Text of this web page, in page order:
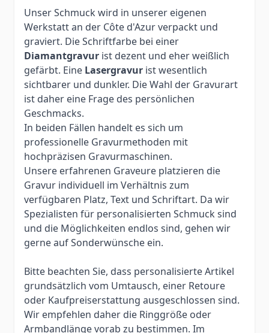
Unser Schmuck wird in unserer eigenen
Werkstatt an der Côte d'Azur verpackt und
graviert. Die Schriftfarbe bei einer
Diamantgravur ist dezent und eher weißlich
gefärbt. Eine Lasergravur ist wesentlich
sichtbarer und dunkler. Die Wahl der Gravurart
ist daher eine Frage des persönlichen
Geschmacks.
In beiden Fällen handelt es sich um
professionelle Gravurmethoden mit
hochpräzisen Gravurmaschinen.
Unsere erfahrenen Graveure platzieren die
Gravur individuell im Verhältnis zum
verfügbaren Platz, Text und Schriftart. Da wir
Spezialisten für personalisierten Schmuck sind
und die Möglichkeiten endlos sind, gehen wir
gerne auf Sonderwünsche ein.
Bitte beachten Sie, dass personalisierte Artikel
grundsätzlich vom Umtausch, einer Retoure
oder Kaufpreiserstattung ausgeschlossen sind.
Wir empfehlen daher die Ringgröße oder
Armbandlänge vorab zu bestimmen. Im